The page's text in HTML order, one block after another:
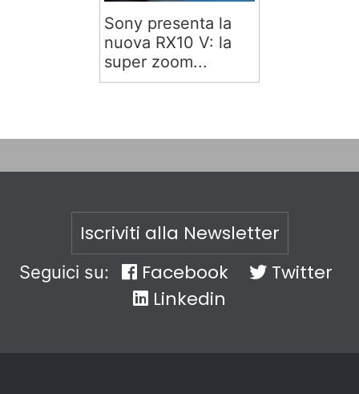
Sony presenta la
nuova RX10 V: la
super zoom...
Iscriviti alla Newsletter
Seguici su: Facebook
Twitter
Linkedin